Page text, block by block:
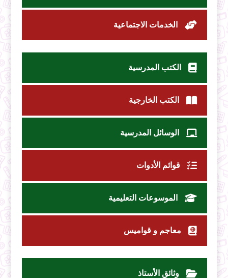
الخدمات الاجتماعية
الكتب المدرسية
الكتب الخارجية
الوسائل المدرسية
قوائم الأدوات
الموسوعات التعليمية
معاجم و قواميس
وثائق الأستاذ